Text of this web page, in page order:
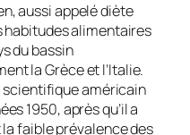
aussi appelé diète
habitudes alimentaires
du bassin
la Grèce et l’Italie.
scientifique américain
1950, après qu’il a
faible prévalence des